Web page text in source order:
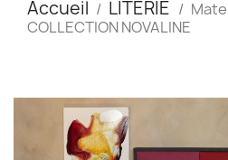
Accueil LITERIE
COLLECTION NOVALINE